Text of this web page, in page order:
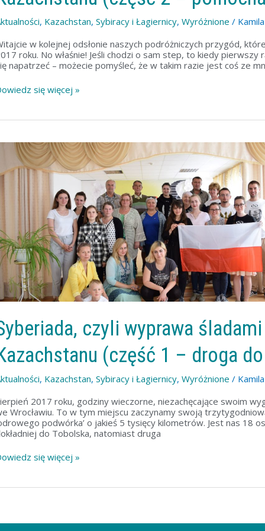
, Kazachstan, Sybiracy i Łagiernicy, Wyróżnione /
w kolejnej odsłonie naszych podróżniczych przygód,
roku. No właśnie! Jeśli chodzi o sam step, to kiedy pierwszy
napatrzeć – możecie pomyśleć, że w takim razie jest coś ze
się więcej »
czyli wyprawa
(część 1 – droga
, Kazachstan, Sybiracy i Łagiernicy, Wyróżnione /
2017 roku, godziny wieczorne, niezachęcające swoim
Wrocławiu. To w tym miejscu zaczynamy swoją
podwórka’ o jakieś 5 tysięcy kilometrów. Jest nas 18
do Tobolska, natomiast druga
Syberiada,
wyprawa
Polaków
się więcej »